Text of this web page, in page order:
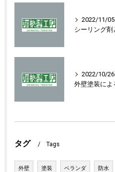
2022/11/05
2022/10/26
タグ Tags
外壁 塗装 ベランダ 防水